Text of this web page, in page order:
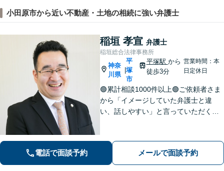
小田原市から近い不動産・土地の相続に強い弁護士
稲垣 孝宣 弁護士
稲垣総合法律事務所
神奈
川県
平
塚
市
平塚駅 から
徒歩3分
営業時間：本
日定休日
🟢累計相談1000件以上🟢ご依頼者さま
から「イメージしていた弁護士と違
い、話しやすい」と言っていただくこ
ニケーションをいたします！【債務整
理のご相談は何度でも無料】【平塚駅3
分】
電話で面談予約 メールで面談予約